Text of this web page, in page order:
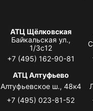
АТЦ Щёлковская
Байкальская ул.,
1/3с12
+7 (495) 162-90-81
АТЦ Алтуфьево
Алтуфьевское ш., 48к4
+7 (495) 023-81-52